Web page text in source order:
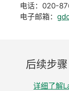
电话：020-
电子邮箱：
后续步骤
详细了解